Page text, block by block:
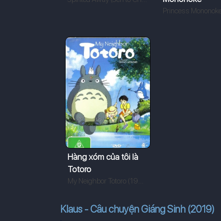
Hàng xóm của tôi là
Totoro
My Neighbor Totoro (1988)
Klaus - Câu chuyện Giáng Sinh (2019)